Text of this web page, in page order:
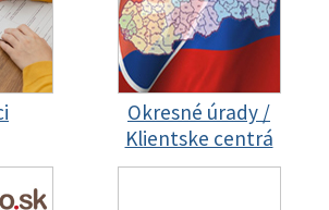
Okresné úrady /
Klientske centrá